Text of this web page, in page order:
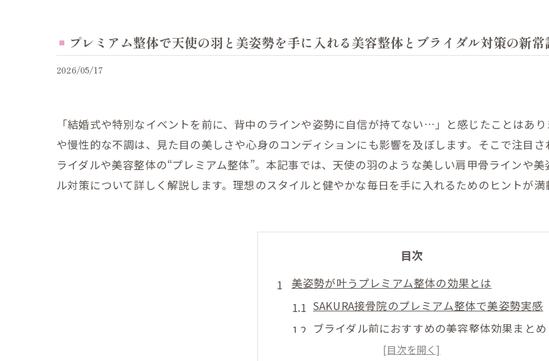
プレミアム整体で天使の羽と美姿勢を手に入れる美容整体とブライダル対策の新常
2026/05/17
「結婚式や特別なイベントを前に、背中のラインや姿勢に自信が持てない…」と感じたことはあ
や慢性的な不調は、見た目の美しさや心身のコンディションにも影響を及ぼします。そこで注目
ライダルや美容整体の“プレミアム整体”。本記事では、天使の羽のような美しい肩甲骨ラインや
ル対策について詳しく解説します。理想のスタイルと健やかな毎日を手に入れるためのヒントが満
目次
美姿勢が叶うプレミアム整体の効果とは
SAKURA接骨院のプレミアム整体で美姿勢実感
ブライダル前におすすめの美容整体効果まとめ
天使の羽を叶える整体と美姿勢のポイント